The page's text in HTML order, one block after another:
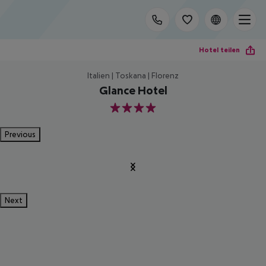
Hotel teilen
Italien | Toskana | Florenz
Glance Hotel
4
Previous
Next